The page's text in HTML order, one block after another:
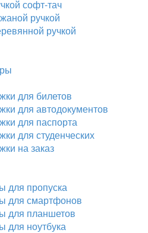
софт-тач
ручкой
ручкой
для билетов
для автодокументов
для паспорта
для студенческих
на заказ
для пропуска
для смартфонов
для планшетов
для ноутбука